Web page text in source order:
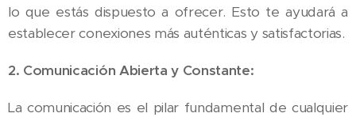
lo que estás dispuesto a ofrecer. Esto te ayudará a
establecer conexiones más auténticas y satisfactorias.
2. Comunicación Abierta y Constante:
La comunicación es el pilar fundamental de cualquier